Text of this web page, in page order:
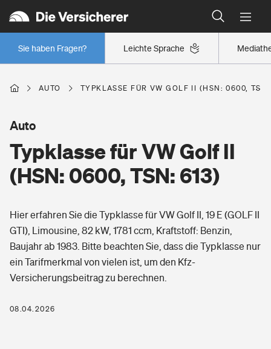
Leichte Sprache
Sie haben Fragen?
Wer versichert was: Jetzt Versicherer finden
Regionalklassen: So ist Ihre Region eingestuft
Wer versichert was: Jetzt Versicherer finden
Berufsunfähigkeitsversicherung
Erwerbsunfähigkeitsversicherung
Grundfähigkeitsversicherung
Arbeitsrechtsschutz
Berufshaftpflichtversicherung
Zur Übersicht
Wohnen
Freizeit
Pri­vate Haft­pflicht­
Gesundheit
Private Krankenversicherung
AUTO TYPKLASSE FÜR VW GOLF II (HSN: 0600,
Typklasse für VW Golf II
(HSN: 0600, TSN: 613)
Auto
Hier erfahren Sie die Typklasse für VW Golf II, 19 E (GOLF II
GTI), Limousine, 82 kW, 1781 ccm, Kraftstoff: Benzin,
Baujahr ab 1983. Bitte beachten Sie, dass die Typklasse nur
ein Tarifmerkmal von vielen ist, um den Kfz-
Versicherungsbeitrag zu berechnen.
08.04.2026